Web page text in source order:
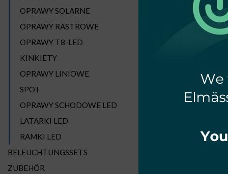
OPRAWY SOLARNE
OPRAWY RASTROWE
OPRAWY T8-LED
KINKIETY
OPRAWY LINIOWE
SPOT
OPRAWY SCHODOWE LED
LATARKI LED
RAMKI LED
BELEUCHTUNGSSETS
ZUBEHÖR